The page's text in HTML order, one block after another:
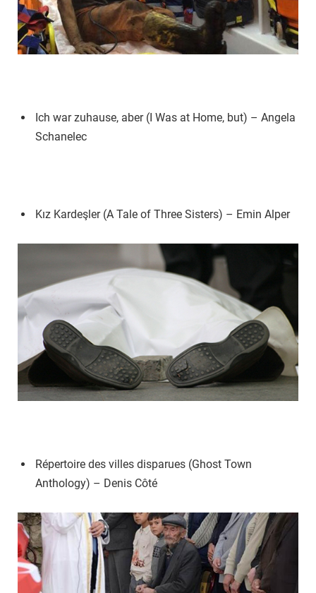
Ich war zuhause, aber (I Was at Home, but) – Angela
Schanelec
Kız Kardeşler (A Tale of Three Sisters) – Emin Alper
Répertoire des villes disparues (Ghost Town
Anthology) – Denis Côté